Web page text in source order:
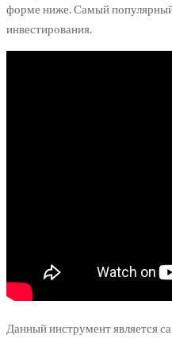
форме ниже. Самый
инвестирования.
Данный инструмент является